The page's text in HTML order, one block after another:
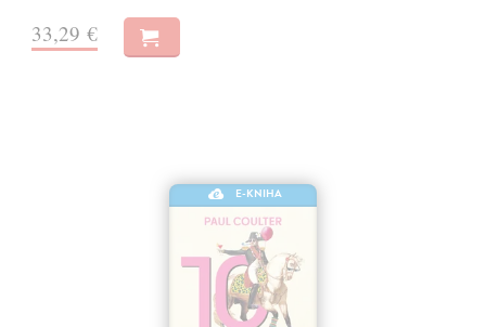
33,29 €
E-KNIHA